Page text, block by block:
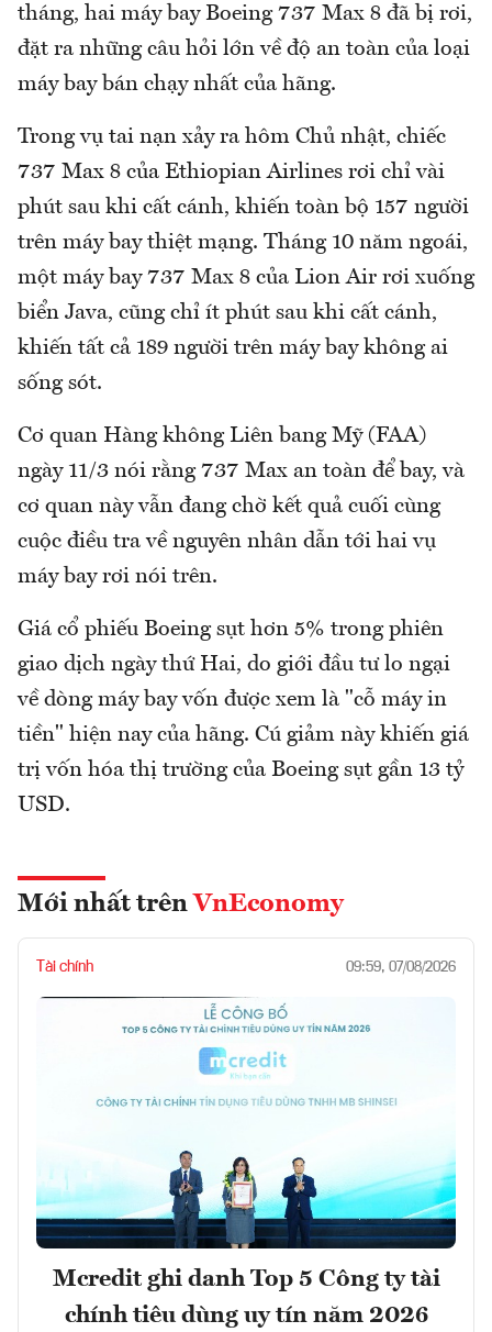
tháng, hai máy bay Boeing 737 Max 8 đã bị rơi,
đặt ra những câu hỏi lớn về độ an toàn của loại
máy bay bán chạy nhất của hãng.
Trong vụ tai nạn xảy ra hôm Chủ nhật, chiếc
737 Max 8 của Ethiopian Airlines rơi chỉ vài
phút sau khi cất cánh, khiến toàn bộ 157 người
trên máy bay thiệt mạng. Tháng 10 năm ngoái,
một máy bay 737 Max 8 của Lion Air rơi xuống
biển Java, cũng chỉ ít phút sau khi cất cánh,
khiến tất cả 189 người trên máy bay không ai
sống sót.
Cơ quan Hàng không Liên bang Mỹ (FAA)
ngày 11/3 nói rằng 737 Max an toàn để bay, và
cơ quan này vẫn đang chờ kết quả cuối cùng
cuộc điều tra về nguyên nhân dẫn tới hai vụ
máy bay rơi nói trên.
Giá cổ phiếu Boeing sụt hơn 5% trong phiên
giao dịch ngày thứ Hai, do giới đầu tư lo ngại
về dòng máy bay vốn được xem là "cỗ máy in
tiền" hiện nay của hãng. Cú giảm này khiến giá
trị vốn hóa thị trường của Boeing sụt gần 13 tỷ
USD.
Mới nhất trên VnEconomy
Tài chính 09:59, 07/08/2026
Mcredit ghi danh Top 5 Công ty tài
chính tiêu dùng uy tín năm 2026